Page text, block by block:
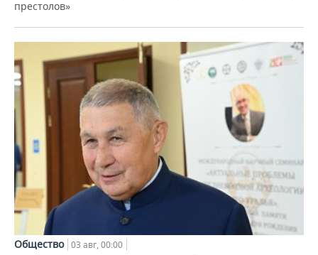
престолов»
Общество 03 авг, 00:00